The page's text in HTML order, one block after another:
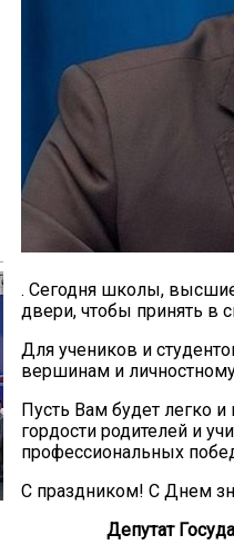
. Сегодня школы,
двери, чтобы принять в
Для учеников и
вершинам и личностному
Пусть Вам будет легко и
гордости родителей и
профессиональных
С праздником! С Днем
Депутат